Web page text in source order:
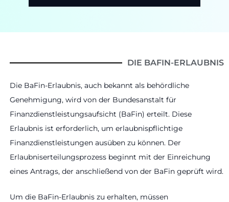
DIE BAFIN-ERLAUBNIS
Die BaFin-Erlaubnis, auch bekannt als behördliche
Genehmigung, wird von der Bundesanstalt für
Finanzdienstleistungsaufsicht (BaFin) erteilt. Diese
Erlaubnis ist erforderlich, um erlaubnispflichtige
Finanzdienstleistungen ausüben zu können. Der
Erlaubniserteilungsprozess beginnt mit der Einreichung
eines Antrags, der anschließend von der BaFin geprüft wird.
Um die BaFin-Erlaubnis zu erhalten, müssen